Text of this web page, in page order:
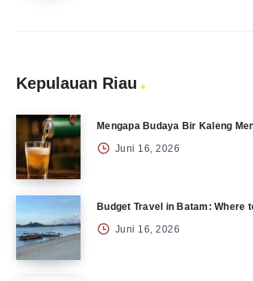
Kepulauan Riau
Mengapa Budaya Bir Kaleng
Juni 16, 2026
Budget Travel in Batam: Where
Juni 16, 2026